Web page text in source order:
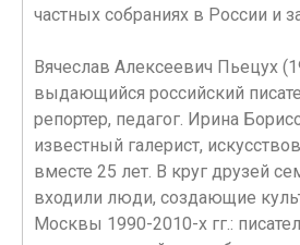
частных собраниях в России и
Вячеслав Алексеевич Пьецух
выдающийся российский
репортер, педагог. Ирина
известный галерист,
вместе 25 лет. В круг друзей
входили люди, создающие
Москвы 1990-2010-х гг.: